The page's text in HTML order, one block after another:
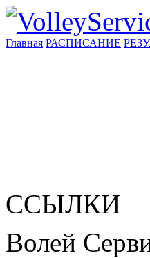
Главная РАСПИСАНИЕ
ССЫЛКИ
Волей